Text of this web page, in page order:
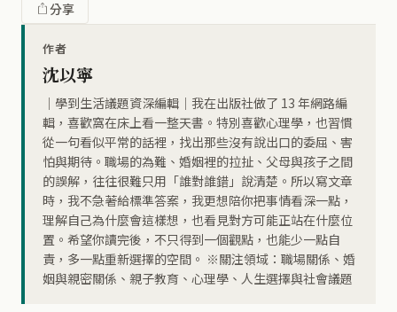
分享
作者
沈以寧
｜學到生活議題資深編輯｜我在出版社做了 13 年網路編
輯，喜歡窩在床上看一整天書。特別喜歡心理學，也習慣
從一句看似平常的話裡，找出那些沒有說出口的委屈、害
怕與期待。職場的為難、婚姻裡的拉扯、父母與孩子之間
的誤解，往往很難只用「誰對誰錯」說清楚。所以寫文章
時，我不急著給標準答案，我更想陪你把事情看深一點，
理解自己為什麼會這樣想，也看見對方可能正站在什麼位
置。希望你讀完後，不只得到一個觀點，也能少一點自
責，多一點重新選擇的空間。 ※關注領域：職場關係、婚
姻與親密關係、親子教育、心理學、人生選擇與社會議題